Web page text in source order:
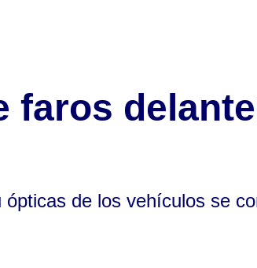
faros
de los vehículos se